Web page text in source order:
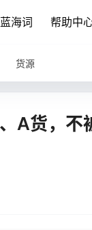
海词 帮助中
货源
A货，不